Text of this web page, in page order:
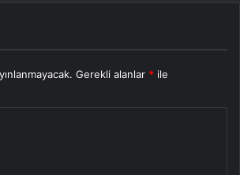
Gerekli alanlar * ile